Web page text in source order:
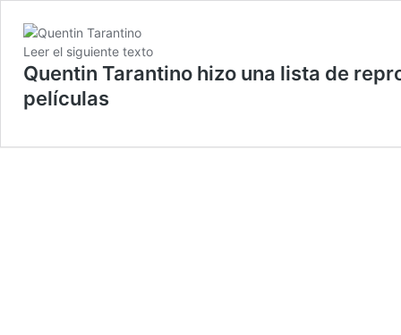
Leer el siguiente texto
Quentin Tarantino hizo una lista de
películas